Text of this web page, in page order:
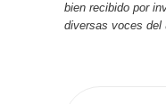
bien recibido por
diversas voces del